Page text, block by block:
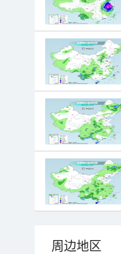
周边地区